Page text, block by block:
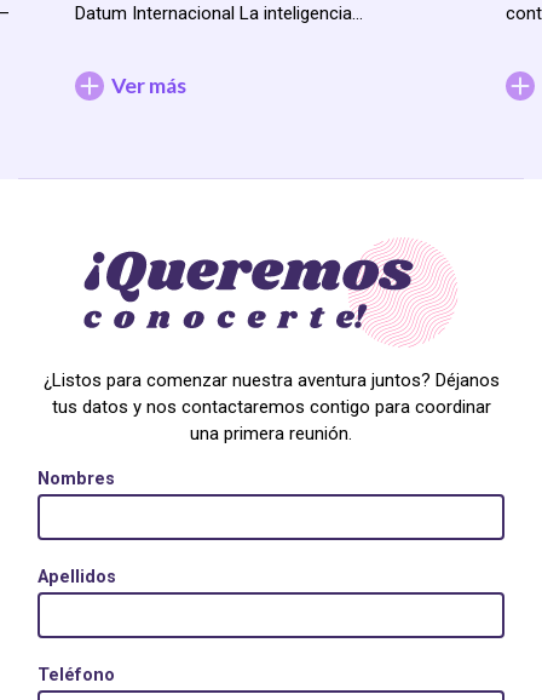
Datum Internacional La inteligencia…
Ver más
¿Listos para comenzar nuestra aventura juntos? Déjanos
tus datos y nos contactaremos contigo para coordinar
una primera reunión.
Nombres
Apellidos
Teléfono